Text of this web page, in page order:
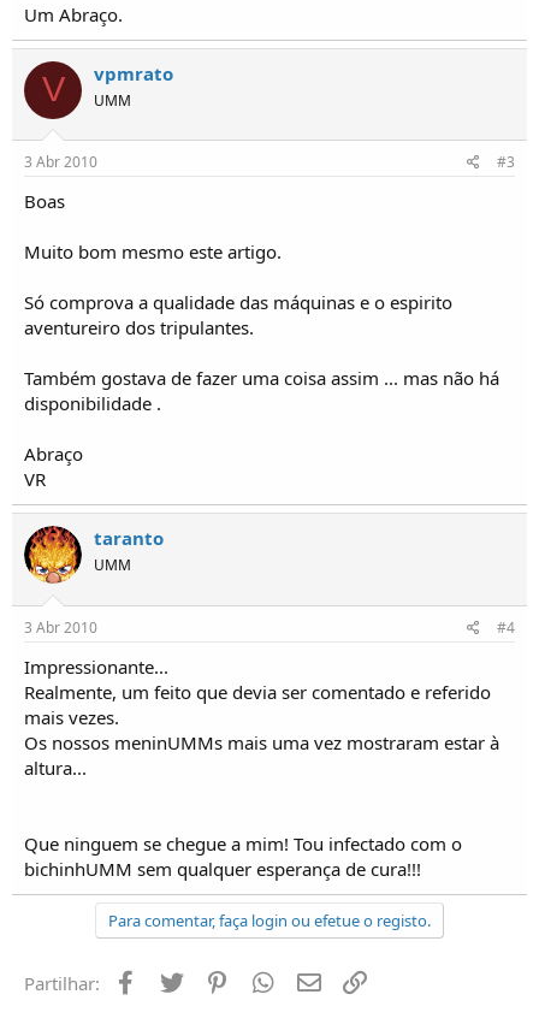
Um Abraço.
V vpmrato
UMM
3 Abr 2010 #3
Boas
Muito bom mesmo este artigo.
Só comprova a qualidade das máquinas e o espirito
aventureiro dos tripulantes.
Também gostava de fazer uma coisa assim ... mas não há
disponibilidade .
Abraço
VR
taranto
UMM
3 Abr 2010 #4
Impressionante...
Realmente, um feito que devia ser comentado e referido
mais vezes.
Os nossos meninUMMs mais uma vez mostraram estar à
altura...
Que ninguem se chegue a mim! Tou infectado com o
bichinhUMM sem qualquer esperança de cura!!!
Para comentar, faça login ou efetue o registo.
Partilhar: Facebook
Twitter PinterestWhatsapp
Email